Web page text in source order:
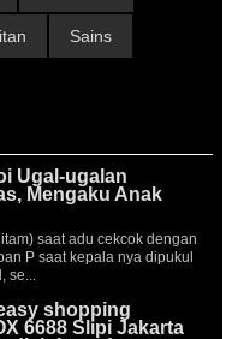
Sains
Ugal-ugalan
Mengaku Anak
saat adu cekcok dengan
P saat kepala nya dipukul
shopping
6688 Slipi Jakarta